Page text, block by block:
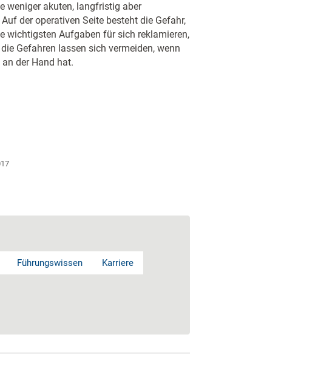
weniger akuten, langfristig aber
der operativen Seite besteht die Gefahr,
wichtigsten Aufgaben für sich reklamieren,
Gefahren lassen sich vermeiden, wenn
der Hand hat.
Führungswissen Karriere